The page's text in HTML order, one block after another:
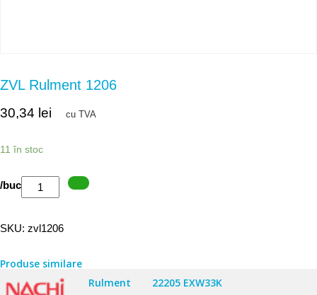
ZVL Rulment 1206
30,34 lei cu TVA
11 în stoc
Cantitate
/buc
SKU: zvl1206
Produse similare
Rulment
22205 EXW33K